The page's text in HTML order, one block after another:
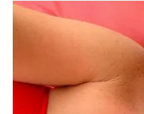
Metnimizi
ziyaret
6698 sayılı Kişisel
hazırlanmış
ilgili mevzuata uygun
almak için lütfen